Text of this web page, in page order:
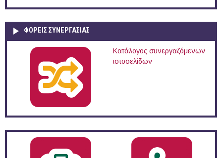
ΦΟΡΕΙΣ ΣΥΝΕΡΓΑΣΙΑΣ
Κατάλογος συνεργαζόμενων
ιστοσελίδων